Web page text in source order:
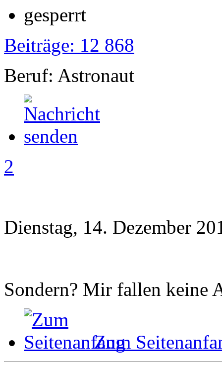
Beiträge: 12 868
Beruf: Astronaut
2
Dienstag, 14. Dezember
Sondern? Mir fallen keine
Zum